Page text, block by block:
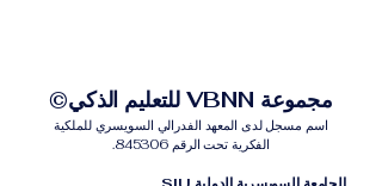
مجموعة VBNN للتعليم الذكي©
اسم مسجل لدى المعهد الفدرالي السويسري للملكية
الفكرية تحت الرقم 845306.